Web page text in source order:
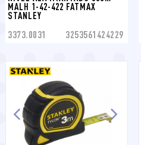
MALH 1-42-422 FATMAX
STANLEY
3373.0031 3253561424229